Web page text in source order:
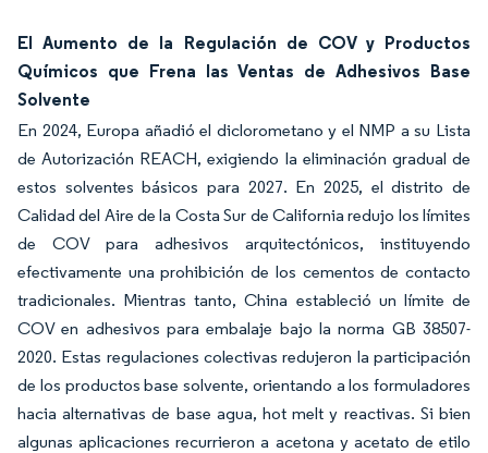
El Aumento de la Regulación de COV y Productos
Químicos que Frena las Ventas de Adhesivos Base
Solvente
En 2024, Europa añadió el diclorometano y el NMP a su Lista
de Autorización REACH, exigiendo la eliminación gradual de
estos solventes básicos para 2027. En 2025, el distrito de
Calidad del Aire de la Costa Sur de California redujo los límites
de COV para adhesivos arquitectónicos, instituyendo
efectivamente una prohibición de los cementos de contacto
tradicionales. Mientras tanto, China estableció un límite de
COV en adhesivos para embalaje bajo la norma GB 38507-
2020. Estas regulaciones colectivas redujeron la participación
de los productos base solvente, orientando a los formuladores
hacia alternativas de base agua, hot melt y reactivas. Si bien
algunas aplicaciones recurrieron a acetona y acetato de etilo